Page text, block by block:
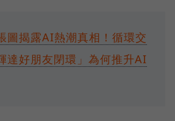
圖揭露AI熱潮真相！循環交
達好朋友閉環」為何推升AI